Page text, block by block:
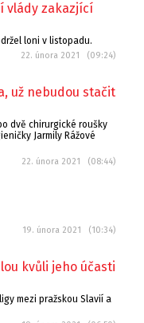
vlády zakazjící
loni v listopadu.
22. února 2021 (09:24)
už nebudou stačit
dvě chirurgické roušky
Jarmily Rážové
22. února 2021 (08:44)
19. února 2021 (10:34)
kvůli jeho účasti
mezi pražskou Slavií a